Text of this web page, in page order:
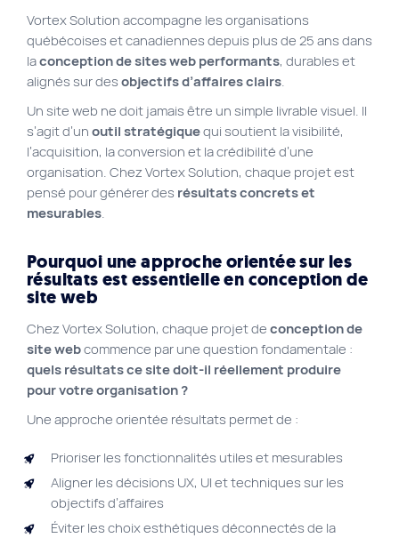
Plan du site
Site Web municipal
Vie Privée
VortexLab
40 rue Jean-Talon E., Montreal
514 278-7575
Vortex Solution accompagne les organisations
québécoises et canadiennes depuis plus de 25 ans dans
laconception de sites web performants, durables et
alignés sur des objectifs d’affaires clairs.
Un site web ne doit jamais être un simple livrable visuel. Il
s’agit d’un outil stratégiquequi soutient la visibilité,
l’acquisition, la conversion et la crédibilité d’une
organisation. Chez Vortex Solution, chaque projet est
pensé pour générer des résultats concrets et
mesurables.
Pourquoi une approche orientée sur les
résultats est essentielle en conception de
site web
Chez Vortex Solution, chaque projet de conception de
site webcommence par une question fondamentale :
quels résultats ce site doit-il réellement produire
pour votre organisation ?
Une approche orientée résultats permet de :
Prioriser les fonctionnalités utiles et mesurables
Aligner les décisions UX, UI et techniques sur les
objectifs d’affaires
Éviter les choix esthétiques déconnectés de la